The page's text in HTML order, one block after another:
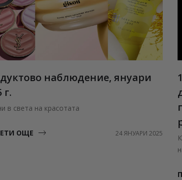
наблюдение, януари
г.
в света на красотата
ОЩЕ 24 ЯНУАРИ 2025